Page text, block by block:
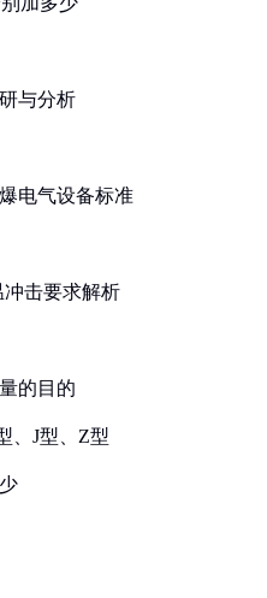
与分析
电气设备标准
冲击要求解析
的目的
、J型、Z型